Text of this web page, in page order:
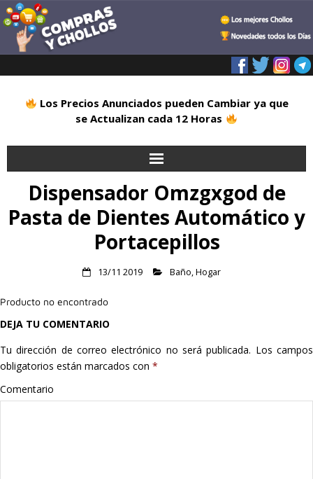
Los Precios Anunciados pueden Cambiar ya que
se Actualizan cada 12 Horas
Inicio
Alimentación
Hogar
Informática
Listas
Dispensador Omzgxgod de
Pasta de Dientes Automático y
Portacepillos
13/11 2019 Baño,Hogar
Producto no encontrado
DEJA TU COMENTARIO
Tu dirección de correo electrónico no será publicada. Los campos
obligatorios están marcados con *
Comentario